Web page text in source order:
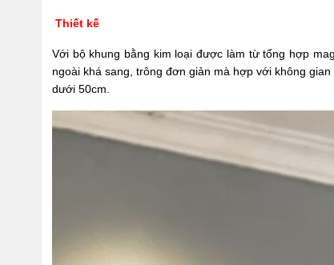
Thiết kế
Với bộ khung bằng kim loại được làm từ tổng hợp
ngoài khá sang, trông đơn giản mà hợp với không
dưới 50cm.